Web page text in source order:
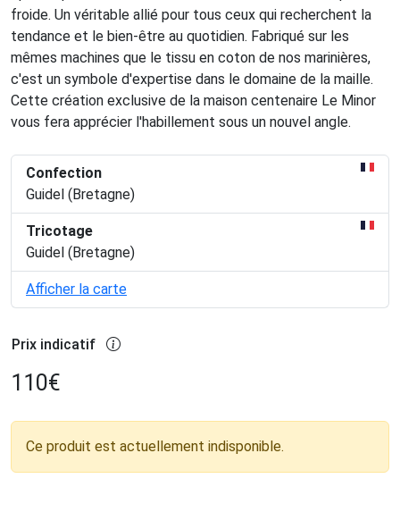
froide. Un véritable allié pour tous ceux qui recherchent la
tendance et le bien-être au quotidien. Fabriqué sur les
mêmes machines que le tissu en coton de nos marinières,
c'est un symbole d'expertise dans le domaine de la maille.
Cette création exclusive de la maison centenaire Le Minor
vous fera apprécier l'habillement sous un nouvel angle.
Confection
Guidel (Bretagne)
Tricotage
Guidel (Bretagne)
Afficher la carte
Prix indicatif
110€
Ce produit est actuellement indisponible.